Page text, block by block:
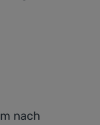
nach